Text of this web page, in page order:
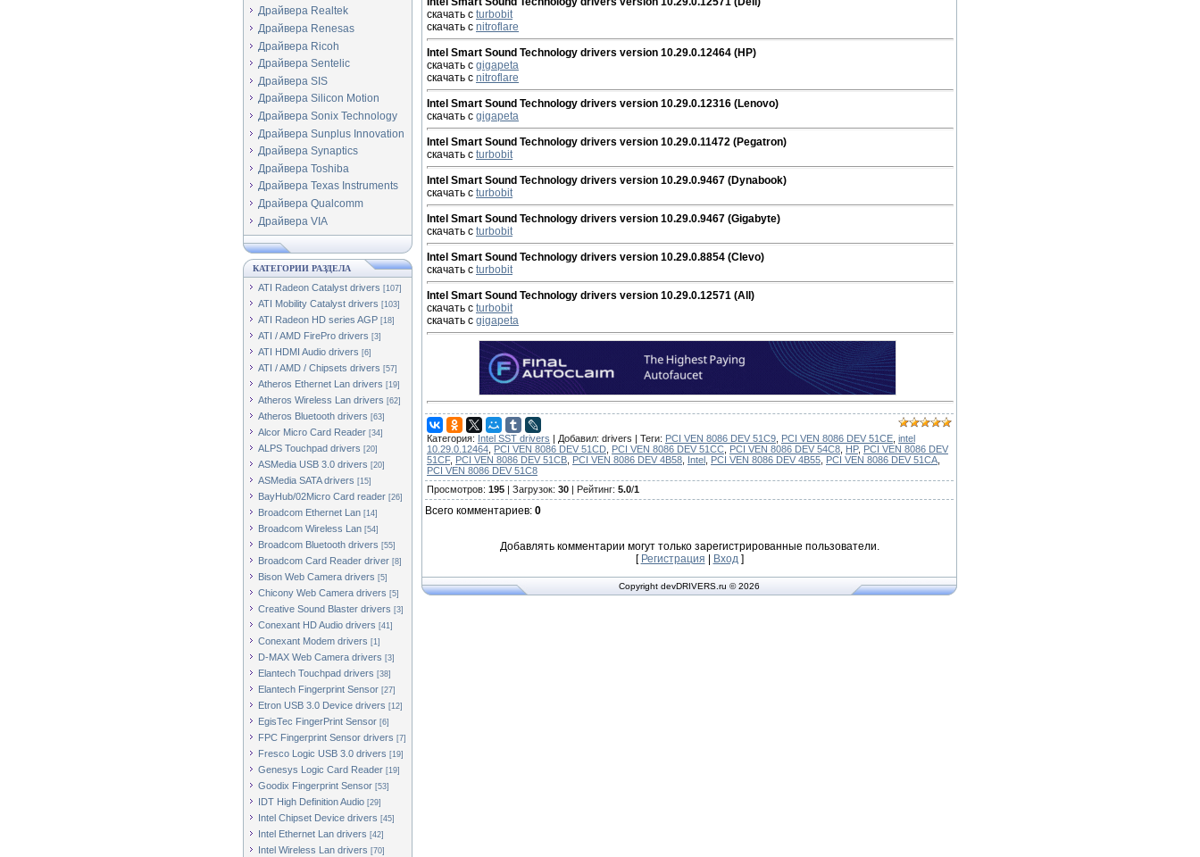
Драйвера Realtek
Драйвера Renesas
Драйвера Ricoh
Драйвера Sentelic
Драйвера SIS
Драйвера Silicon Motion
Драйвера Sonix Technology
Драйвера Sunplus Innovation
Драйвера Synaptics
Драйвера Toshiba
Драйвера Texas Instruments
Драйвера Qualcomm
Драйвера VIA
КАТЕГОРИИ РАЗДЕЛА
ATI Radeon Catalyst drivers [107]
ATI Mobility Catalyst drivers [103]
ATI Radeon HD series AGP [18]
ATI / AMD FirePro drivers [3]
ATI HDMI Audio drivers [6]
ATI / AMD / Chipsets drivers [57]
Atheros Ethernet Lan drivers [19]
Atheros Wireless Lan drivers [62]
Atheros Bluetooth drivers [63]
Alcor Micro Card Reader [34]
ALPS Touchpad drivers [20]
ASMedia USB 3.0 drivers [20]
ASMedia SATA drivers [15]
BayHub/02Micro Card reader [26]
Broadcom Ethernet Lan [14]
Broadcom Wireless Lan [54]
Broadcom Bluetooth drivers [55]
Broadcom Card Reader driver [8]
Bison Web Camera drivers [5]
Chicony Web Camera drivers [5]
Creative Sound Blaster drivers [3]
Conexant HD Audio drivers [41]
Conexant Modem drivers [1]
D-MAX Web Camera drivers [3]
Elantech Touchpad drivers [38]
Elantech Fingerprint Sensor [27]
Etron USB 3.0 Device drivers [12]
EgisTec FingerPrint Sensor [6]
FPC Fingerprint Sensor drivers [7]
Fresco Logic USB 3.0 drivers [19]
Genesys Logic Card Reader [19]
Goodix Fingerprint Sensor [53]
IDT High Definition Audio [29]
Intel Chipset Device drivers [45]
Intel Ethernet Lan drivers [42]
Intel Wireless Lan drivers [70]
скачать с turbobit
скачать с nitroflare
Intel Smart Sound Technology drivers version 10.29.0.12464 (HP)
скачать с gigapeta
скачать с nitroflare
Intel Smart Sound Technology drivers version 10.29.0.12316 (Lenovo)
скачать с gigapeta
Intel Smart Sound Technology drivers version 10.29.0.11472 (Pegatron)
скачать с turbobit
Intel Smart Sound Technology drivers version 10.29.0.9467 (Dynabook)
скачать с turbobit
Intel Smart Sound Technology drivers version 10.29.0.9467 (Gigabyte)
скачать с turbobit
Intel Smart Sound Technology drivers version 10.29.0.8854 (Clevo)
скачать с turbobit
Intel Smart Sound Technology drivers version 10.29.0.12571 (All)
скачать с turbobit
скачать с gigapeta
Категория: Intel SST drivers | Добавил: drivers | Теги: PCI VEN 8086 DEV 51C9 PCI VEN 8086 DEV 51CE intel
10.29.0.12464 PCI VEN 8086 DEV 51CD PCI VEN 8086 DEV 51CC PCI VEN 8086 DEV 54C8 HP, PCI VEN 8086 DEV
51CF, PCI VEN 8086 DEV 51CB PCI VEN 8086 DEV 4B58 Intel PCI VEN 8086 DEV 4B55 PCI VEN 8086 DEV 51CA
PCI VEN 8086 DEV 51C8
Просмотров: 195 | Загрузок: 30 | Рейтинг: 5.0/1
Всего комментариев: 0
Добавлять комментарии могут только зарегистрированные пользователи.
[ Регистрация Вход]
Copyright devDRIVERS.ru © 2026